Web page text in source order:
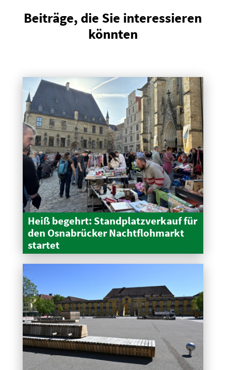
Beiträge, die Sie interessieren
könnten
Heiß begehrt: Stand­platz­verkauf für
den Osnabrücker Nacht­floh­markt
startet